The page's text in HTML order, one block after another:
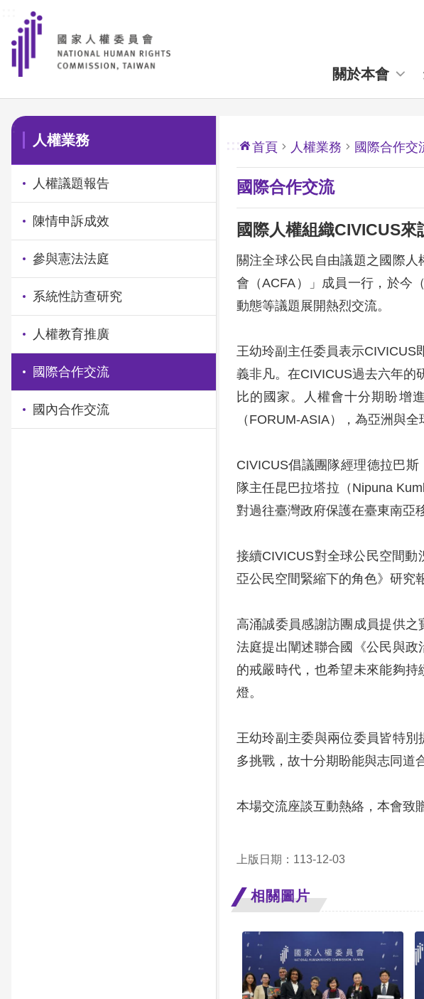
前往主要內容區塊
關於本會
:::
人權業務
人權議題報告
陳情申訴成效
參與憲法法庭
系統性訪查研究
人權教育推廣
國際合作交流
國內合作交流
::: 首頁 人權業務 國際合作交
國際合作交流
國際人權組織CIVICUS
關注全球公民自由議題之國際
會（ACFA）」成員一行，於今
動態等議題展開熱烈交流。
王幼玲副主任委員表示CIVICUS
義非凡。在CIVICUS過去六年的
比的國家。人權會十分期盼增
（FORUM-ASIA），為亞洲與
CIVICUS倡議團隊經理德拉巴
隊主任昆巴拉塔拉（Nipuna
對過往臺灣政府保護在臺東南亞
接續CIVICUS對全球公民空間
亞公民空間緊縮下的角色》研究
高涌誠委員感謝訪團成員提供
法庭提出闡述聯合國《公民與
的戒嚴時代，也希望未來能夠
燈。
王幼玲副主委與兩位委員皆特
多挑戰，故十分期盼能與志同道
本場交流座談互動熱絡，本會致
上版日期：113-12-03
相關圖片